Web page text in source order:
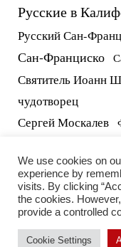
Русские в
Русский Сан-
Сан-Франциско
Святитель Иоанн
чудотворец
Сергей Москалев
We use cookies on
experience by
visits. By clicking
the cookies.
provide a controlled
Cookie Settings